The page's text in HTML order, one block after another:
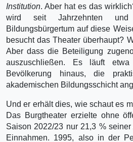
Institution. Aber hat es das
wird seit Jahrzehnten
Bildungsbürgertum auf diese
besucht das Theater überhaupt?
Aber dass die Beteiligung
auszuschließen. Es läuft
Bevölkerung hinaus, die
akademischen Bildungsschicht
Und er erhält dies, wie schaut es
Das Burgtheater erzielte ohne
Saison 2022/23 nur 21,3 %
Einnahmen. 1995, also in der